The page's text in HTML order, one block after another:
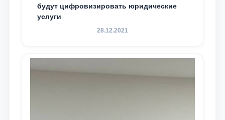
будут цифровизировать юридические
услуги
28.12.2021